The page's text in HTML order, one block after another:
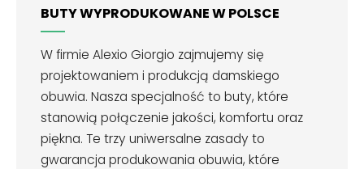
BUTY WYPRODUKOWANE W POLSCE
W firmie Alexio Giorgio zajmujemy się
projektowaniem i produkcją damskiego
obuwia. Nasza specjalność to buty, które
stanowią połączenie jakości, komfortu oraz
piękna. Te trzy uniwersalne zasady to
gwarancja produkowania obuwia, które